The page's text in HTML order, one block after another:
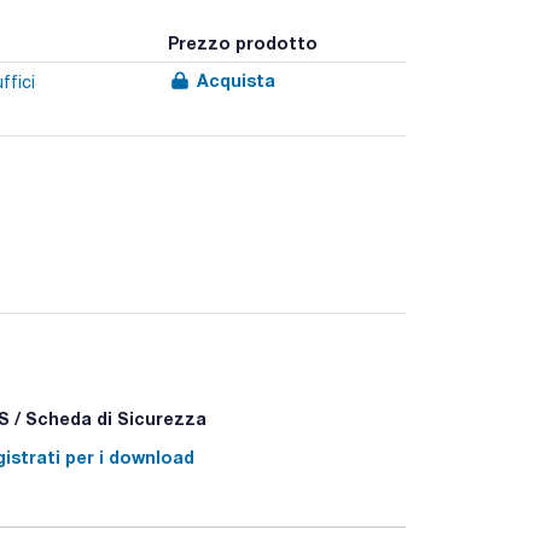
Prezzo prodotto
Acquista
/ Scheda di Sicurezza
per i download